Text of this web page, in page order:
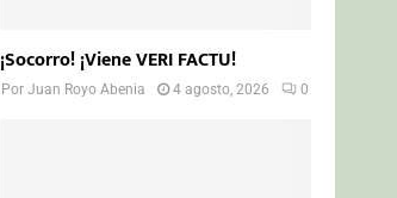
¡Socorro! ¡Viene VERI FACTU!
PorJuan Royo Abenia 4 agosto, 2026 0